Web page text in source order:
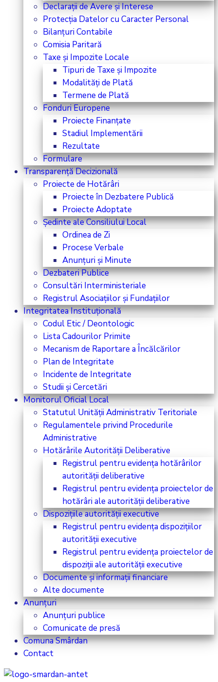
Declarații de Avere și Interese
Protecția Datelor cu Caracter Personal
Bilanțuri Contabile
Comisia Paritară
Taxe și Impozite Locale
Tipuri de Taxe și Impozite
Modalități de Plată
Termene de Plată
Fonduri Europene
Proiecte Finanțate
Stadiul Implementării
Rezultate
Formulare
Transparență Decizională
Proiecte de Hotărâri
Proiecte în Dezbatere Publică
Proiecte Adoptate
Ședinte ale Consiliului Local
Ordinea de Zi
Procese Verbale
Anunțuri și Minute
Dezbateri Publice
Consultări Interministeriale
Registrul Asociațiilor și Fundațiilor
Integritatea Instituțională
Codul Etic / Deontologic
Lista Cadourilor Primite
Mecanism de Raportare a Încălcărilor
Plan de Integritate
Incidente de Integritate
Studii și Cercetări
Monitorul Oficial Local
Statutul Unității Administrativ Teritoriale
Regulamentele privind Procedurile
Administrative
Hotărârile Autorității Deliberative
Registrul pentru evidența hotărârilor
autorității deliberative
Registrul pentru evidența proiectelor de
hotărâri ale autorității deliberative
Dispozițiile autorității executive
Registrul pentru evidența dispozițiilor
autorității executive
Registrul pentru evidența proiectelor de
dispoziții ale autorității executive
Documente și informații financiare
Alte documente
Anunțuri
Anunțuri publice
Comunicate de presă
Comuna Smârdan
Contact